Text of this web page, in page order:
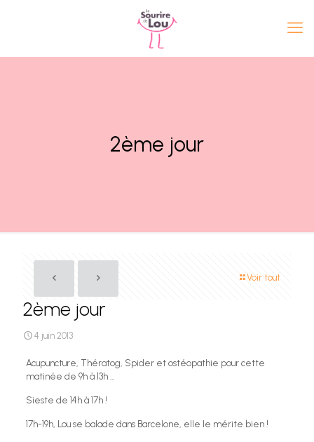
2ème jour
Voir tout
2ème jour
4 juin 2013
Acupuncture, Thératog, Spider et ostéopathie pour cette
matinée de 9h à 13h …
Sieste de 14h à 17h !
17h-19h, Lou se balade dans Barcelone, elle le mérite bien !